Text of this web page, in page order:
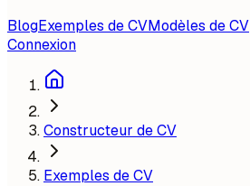
BlogExemples de CVModèles de CV
Connexion
Constructeur de CV
Exemples de CV